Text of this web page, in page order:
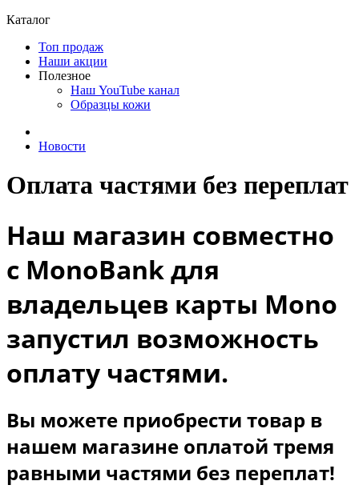
Каталог
Топ продаж
Наши акции
Полезное
Наш YouTube канал
Образцы кожи
Новости
Оплата частями без переплат
Наш магазин совместно
с MonoBank для
владельцев карты Mono
запустил возможность
оплату частями.
Вы можете приобрести товар в
нашем магазине оплатой тремя
равными частями без переплат!